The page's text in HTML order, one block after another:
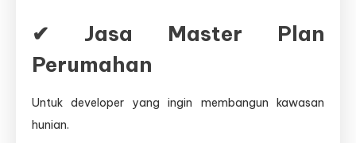
✔ Jasa Master Plan
Perumahan
Untuk developer yang ingin membangun kawasan
hunian.